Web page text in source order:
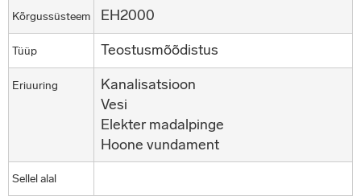
Kõrgussüsteem EH2000
Tüüp Teostusmõõdistus
Eriuuring
Kanalisatsioon
Vesi
Elekter madalpinge
Hoone vundament
Sellel alal